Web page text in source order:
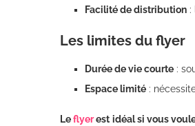
Facilité de distribution :
Les limites du flyer
Durée de vie courte :
Espace limité :
Leflyerest idéal si vous